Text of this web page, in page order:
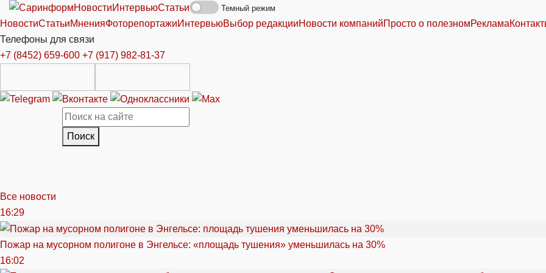
НовостиИнтервьюСтатьи Темный режим
НовостиСтатьиМненияФоторепортажиИнтервьюВыбор редакцииНовости компанийПросто о полезномРеклама
Телефоны для связи
+7 (8452) 659-600 +7 (917) 982-81-37
Поиск
Все новости
16:29
Пожар на мусорном полигоне в Энгельсе: «площадь тушения» уменьшилась на 30%
16:02